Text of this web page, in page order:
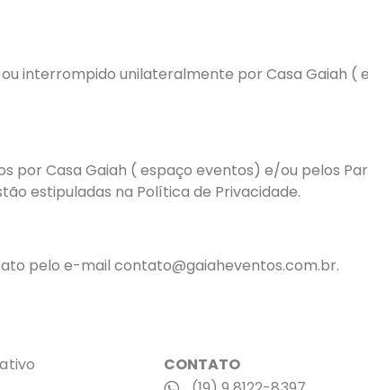
interrompido unilateralmente por Casa Gaiah (
por Casa Gaiah ( espaço eventos) e/ou pelos
estipuladas na Política de Privacidade.
pelo e-mail contato@gaiaheventos.com.br.
CONTATO